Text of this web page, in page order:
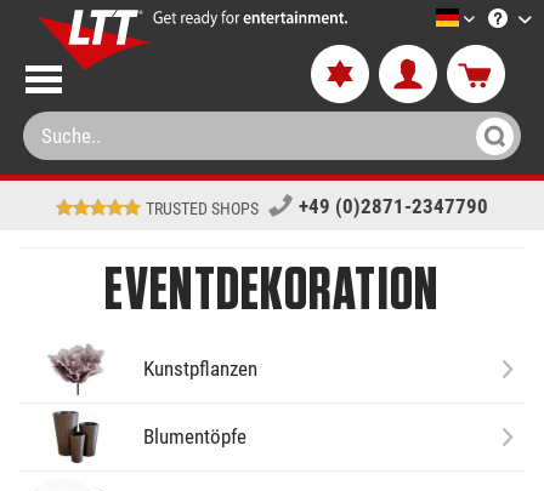
LTT-
TRUSTED SHOPS +49 (0)2871-2347790
EVENTDEKORATION
Kunstpflanzen
Blumentöpfe